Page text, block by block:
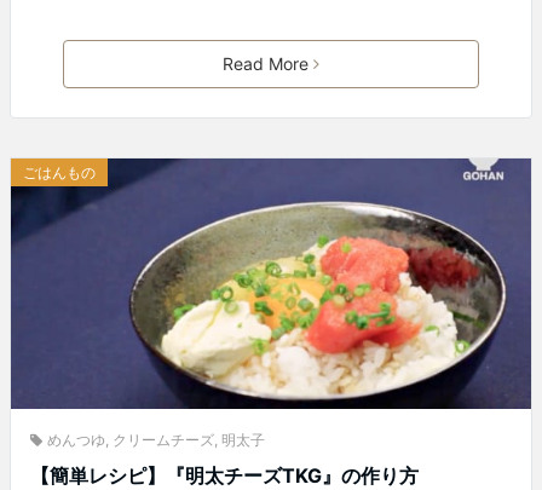
Read More
ごはんもの
めんつゆ, クリームチーズ, 明太子
【簡単レシピ】『明太チーズTKG』の作り方